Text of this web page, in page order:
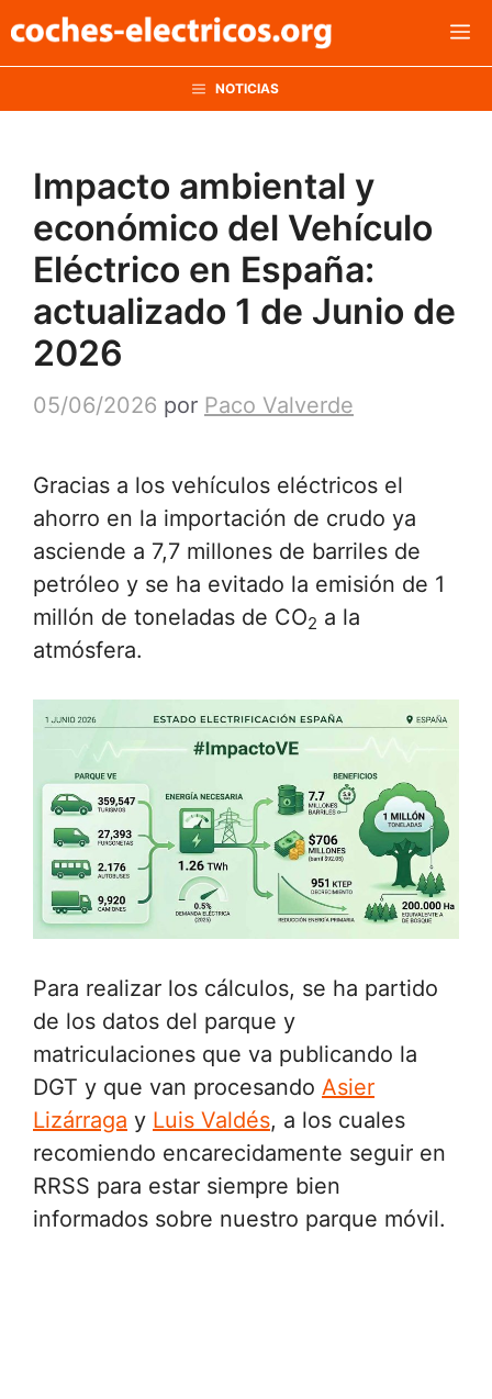
al
NOTICIAS
Impacto ambiental y
económico del Vehículo
Eléctrico en España:
actualizado 1 de Junio de
2026
05/06/2026 por Paco Valverde
Gracias a los vehículos eléctricos el
ahorro en la importación de crudo ya
asciende a 7,7 millones de barriles de
petróleo y se ha evitado la emisión de 1
millón de toneladas de CO2 a la
atmósfera.
Para realizar los cálculos, se ha partido
de los datos del parque y
matriculaciones que va publicando la
DGT y que van procesando Asier
Lizárraga y Luis Valdés, a los cuales
recomiendo encarecidamente seguir en
RRSS para estar siempre bien
informados sobre nuestro parque móvil.